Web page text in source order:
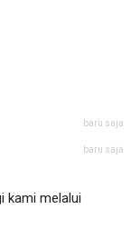
baru saja
baru saja
kami melalui